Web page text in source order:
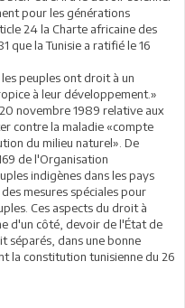
pour les générations
24 la Charte africaine des
que la Tunisie a ratifié le 16
peuples ont droit à un
à leur développement.»
novembre 1989 relative aux
contre la maladie «compte
du milieu naturel». De
de l'Organisation
indigènes dans les pays
mesures spéciales pour
Ces aspects du droit à
d'un côté, devoir de l'État de
séparés, dans une bonne
la constitution tunisienne du 26